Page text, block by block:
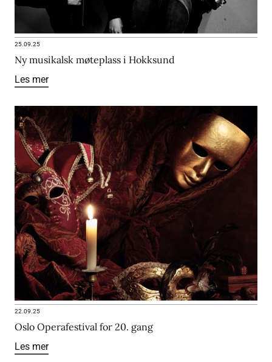
25.09.25
Ny musikalsk møteplass i Hokksund
Les mer
22.09.25
Oslo Operafestival for 20. gang
Les mer